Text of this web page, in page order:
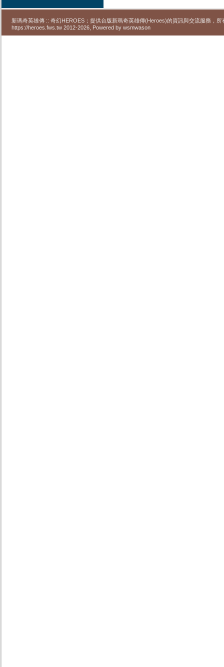
新瑪奇英雄傳 :: 奇幻HEROES；提供台版新瑪奇英雄傳(Heroes)的資訊與交流服務，
https://heroes.fws.tw 2012-2026, Powered by wsmwason